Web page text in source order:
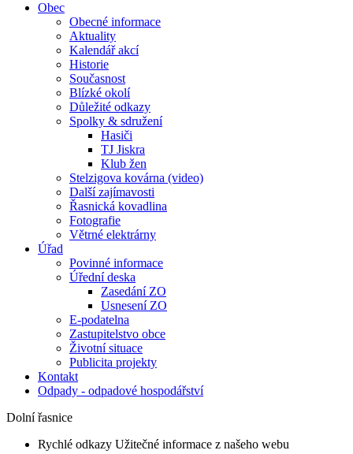
Obec
Obecné informace
Aktuality
Kalendář akcí
Historie
Současnost
Blízké okolí
Důležité odkazy
Spolky & sdružení
Hasiči
TJ Jiskra
Klub žen
Stelzigova kovárna (video)
Další zajímavosti
Řasnická kovadlina
Fotografie
Větrné elektrárny
Úřad
Povinné informace
Úřední deska
Zasedání ZO
Usnesení ZO
E-podatelna
Zastupitelstvo obce
Životní situace
Publicita projekty
Kontakt
Odpady - odpadové hospodářství
Dolní řasnice
Rychlé odkazy Užitečné informace z našeho webu